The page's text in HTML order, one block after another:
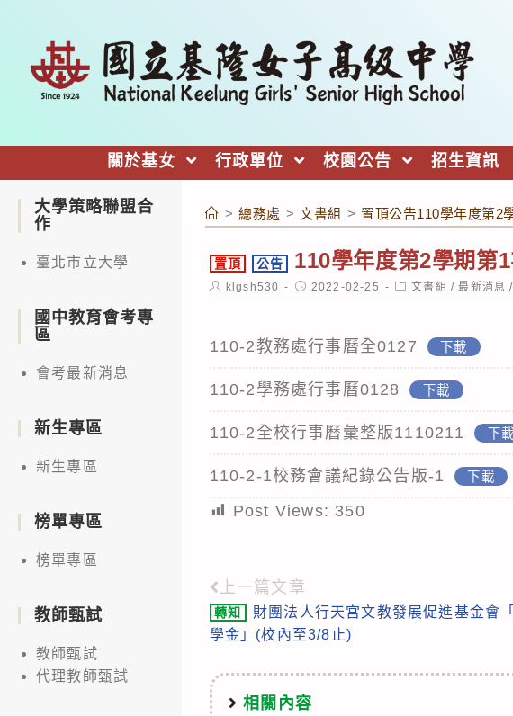
關於基女 行政單位 校園公告 招生資訊
> 總務處 > 文書組 > 置頂公告110學年度第2
置頂 公告 110學年度第2學期第
Post
author:
klgsh530
Post
published:
2022-02-25
Post
category:
文書組 / 最新消息 /
110-2教務處行事曆全0127 下載
110-2學務處行事曆0128 下載
110-2全校行事曆彙整版1110211 下載
110-2-1校務會議紀錄公告版-1 下載
Post Views: 350
Read
more
上一篇文章
轉知
財團法人行天宮文教發展促進基金會
學金」(校內至3/8止)
相關內容
大學策略聯盟合
作
臺北市立大學
國中教育會考專
區
會考最新消息
新生專區
新生專區
榜單專區
榜單專區
教師甄試
教師甄試
代理教師甄試